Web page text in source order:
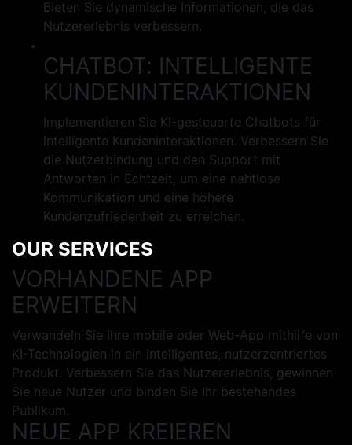
Bieten Sie dynamische Informationen, die das
Nutzererlebnis verbessern.
CHATBOT: INTELLIGENTE
KUNDENINTERAKTIONEN
Implementieren Sie KI-gesteuerte Chatbots für
intelligente Kundeninteraktionen. Verbessern Sie
die Nutzerbindung und den Support mit
Antworten in Echtzeit, um eine nahtlose
Kommunikation und eine höhere
Kundenzufriedenheit zu erreichen.
OUR SERVICES
VORHANDENE APP
ERWEITERN
Verwandeln Sie Ihre mobile oder Web-App mithilfe von
KI-Technologien in ein intelligentes, nutzerzentriertes
Produkt. Verbessern Sie das Nutzererlebnis, gewinnen
Sie neue Nutzer und binden Sie Ihr bestehendes
Publikum.
NEUE APP KREIEREN